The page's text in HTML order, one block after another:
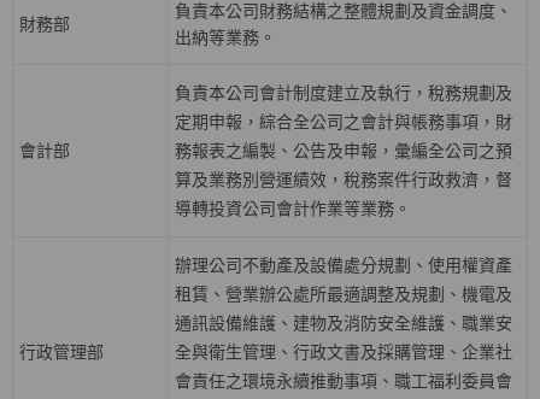
財務部
負責本公司財務結構之整體規劃及資金調度、
出納等業務。
會計部
負責本公司會計制度建立及執行，稅務規劃及
定期申報，綜合全公司之會計與帳務事項，財
務報表之編製、公告及申報，彙編全公司之預
算及業務別營運績效，稅務案件行政救濟，督
導轉投資公司會計作業等業務。
行政管理部
辦理公司不動產及設備處分規劃、使用權資產
租賃、營業辦公處所最適調整及規劃、機電及
通訊設備維護、建物及消防安全維護、職業安
全與衛生管理、行政文書及採購管理、企業社
會責任之環境永續推動事項、職工福利委員會